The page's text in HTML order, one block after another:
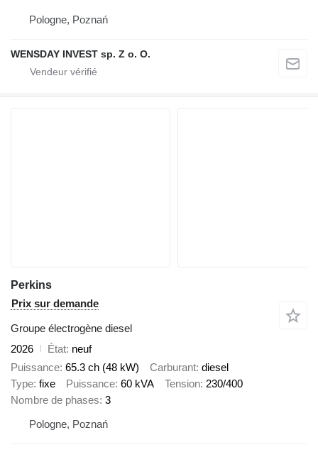
Pologne, Poznań
WENSDAY INVEST sp. Z o. O.
Perkins
Prix sur demande
Groupe électrogène diesel
2026
État neuf
Puissance 65.3 ch (48 kW) Carburant diesel
Type fixe Puissance 60 kVA Tension 230/400
Nombre de phases 3
Pologne, Poznań